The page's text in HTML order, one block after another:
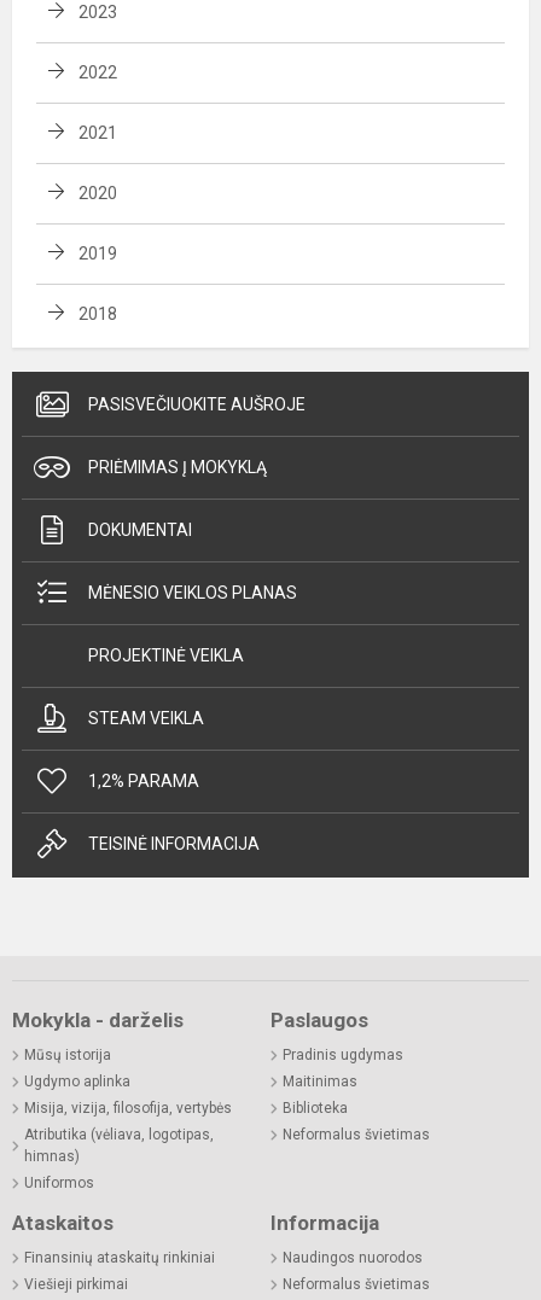
2023
2022
2021
2020
2019
2018
PASISVEČIUOKITE AUŠROJE
PRIĖMIMAS Į MOKYKLĄ
DOKUMENTAI
MĖNESIO VEIKLOS PLANAS
PROJEKTINĖ VEIKLA
STEAM VEIKLA
1,2% PARAMA
TEISINĖ INFORMACIJA
Mokykla - darželis
Mūsų istorija
Ugdymo aplinka
Misija, vizija, filosofija, vertybės
Atributika (vėliava, logotipas,
himnas)
Uniformos
Paslaugos
Pradinis ugdymas
Maitinimas
Biblioteka
Neformalus švietimas
Ataskaitos
Finansinių ataskaitų rinkiniai
Viešieji pirkimai
Informacija
Naudingos nuorodos
Neformalus švietimas